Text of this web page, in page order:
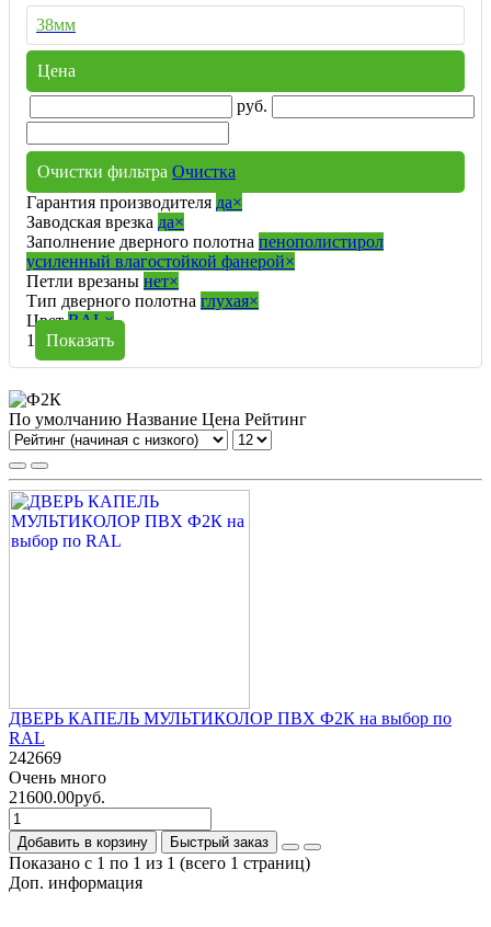
38мм
Цена
руб.
Очистки фильтра Очистка
Гарантия производителя да×
Заводская врезка да×
Заполнение дверного полотна пенополистирол
усиленный влагостойкой фанерой×
Петли врезаны нет×
Тип дверного полотна глухая×
Цвет RAL ×
1
Показать
По умолчанию Название Цена Рейтинг
ДВЕРЬ КАПЕЛЬ МУЛЬТИКОЛОР ПВХ Ф2К на выбор по
RAL
242669
Очень много
21600.00руб.
Добавить в корзину Быстрый заказ
Показано с 1 по 1 из 1 (всего 1 страниц)
Доп. информация